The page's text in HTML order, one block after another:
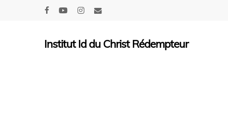
Institut Id du Christ Rédempteur